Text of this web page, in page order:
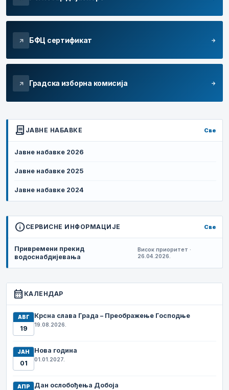
arrow_outward БФЦ сертификат arrow_forward
arrow_outward Градска изборна комисија arrow_forward
contract ЈАВНЕ НАБАВКЕ Све
Јавне набавке 2026
Јавне набавке 2025
Јавне набавке 2024
infoСЕРВИСНЕ ИНФОРМАЦИЈЕ Све
Привремени прекид
водоснабдијевања
Висок приоритет ·
26.04.2026.
calendar_month КАЛЕНДАР
АВГ
19
Крсна слава Града – Преображење Господње
19.08.2026.
ЈАН
01
Нова година
01.01.2027.
АПР Дан ослобођења Добоја